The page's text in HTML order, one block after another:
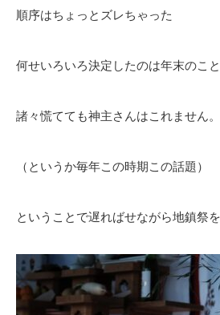
順序はちょっとズレちゃった
何せいろいろ決定したのは年末のこと
諸々慌てても神主さんはこれません。
（というか毎年この時期この話題）
ということで遅ればせながら地鎮祭